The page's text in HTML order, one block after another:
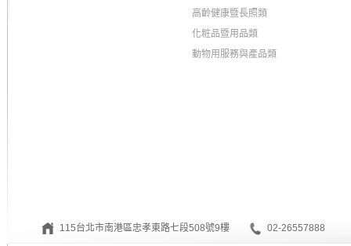
高齡健康暨長照類
化粧品暨用品類
動物用服務與產品類
115台北市南港區忠孝東路七段508號9樓 02-26557888